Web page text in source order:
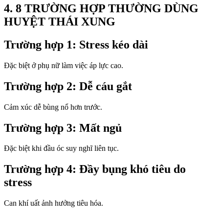
4. 8 TRƯỜNG HỢP THƯỜNG DÙNG
HUYỆT THÁI XUNG
Trường hợp 1: Stress kéo dài
Đặc biệt ở phụ nữ làm việc áp lực cao.
Trường hợp 2: Dễ cáu gắt
Cảm xúc dễ bùng nổ hơn trước.
Trường hợp 3: Mất ngủ
Đặc biệt khi đầu óc suy nghĩ liên tục.
Trường hợp 4: Đầy bụng khó tiêu do
stress
Can khí uất ảnh hưởng tiêu hóa.